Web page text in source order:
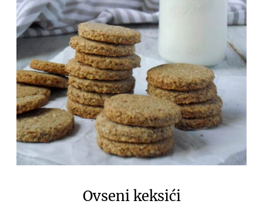
Ovseni keksići